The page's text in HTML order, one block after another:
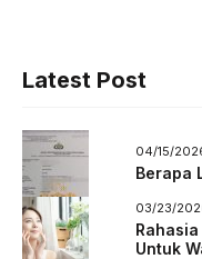
Latest Post
04/15/
Berapa
03/23/
Untuk